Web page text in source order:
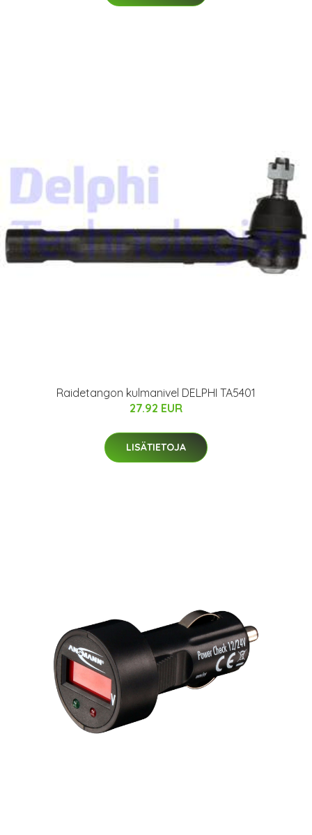
Raidetangon kulmanivel DELPHI TA5401
27.92 EUR
LISÄTIETOJA